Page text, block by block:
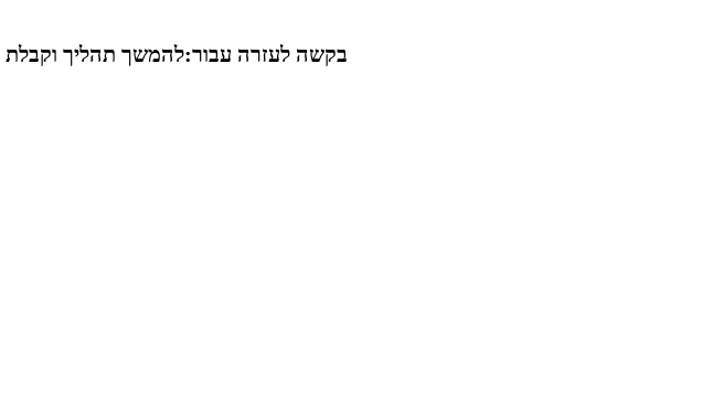
בקשה לעזרה עבור:להמשך תהליך וקבלת